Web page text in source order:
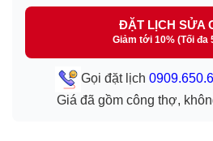
ĐẶT LỊCH SỬA
Giảm tới 10% (Tối đa
Gọi đặt lịch
Giá đã gồm công thợ,